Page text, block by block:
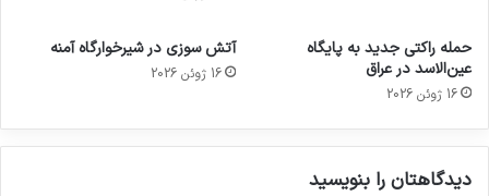
حمله راکتی جدید به پایگاه
عین‌الاسد در عراق
16 ژوئن 2026
آتش سوزی در شیرخوارگاه آمنه
16 ژوئن 2026
دیدگاهتان را بنویسید